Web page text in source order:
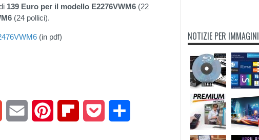
139 Euro per il modello E2276VWM6 (22
(24 pollici).
(in pdf)
Gmail Email Pinterest FlipboardPocket
NOTIZIE PER IMMAGINI